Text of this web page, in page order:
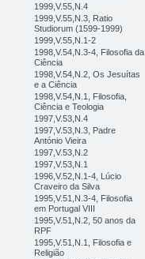
1999,V.55,N.4
1999,V.55,N.3, Ratio
Studiorum (1599-1999)
1999,V.55,N.1-2
1998,V.54,N.3-4, Filosofia da
Ciência
1998,V.54,N.2, Os Jesuítas
e a Ciência
1998,V.54,N.1, Filosofia,
Ciência e Teologia
1997,V.53,N.4
1997,V.53,N.3, Padre
António Vieira
1997,V.53,N.2
1997,V.53,N.1
1996,V.52,N.1-4, Lúcio
Craveiro da Silva
1995,V.51,N.3-4, Filosofia
em Portugal VIII
1995,V.51,N.2, 50 anos da
RPF
1995,V.51,N.1, Filosofia e
Religião